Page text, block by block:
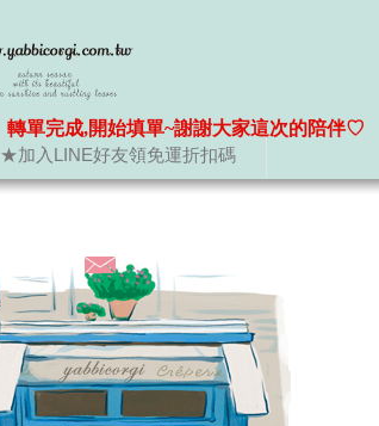
★加入LINE好友領免運折扣碼
轉單完成,開始填單~謝謝大家這次的陪伴♡